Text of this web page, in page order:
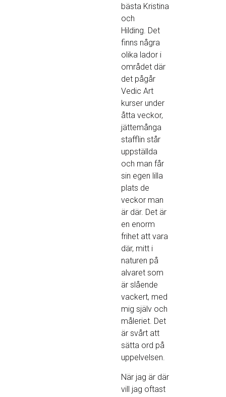
bästa Kristina
och
Hilding. Det
finns några
olika lador i
området där
det pågår
Vedic Art
kurser under
åtta veckor,
jättemånga
stafflin står
uppställda
och man får
sin egen lilla
plats de
veckor man
är där. Det är
en enorm
frihet att vara
där, mitt i
naturen på
alvaret som
är slående
vackert, med
mig själv och
måleriet. Det
är svårt att
sätta ord på
uppelvelsen.
När jag är där
vill jag oftast